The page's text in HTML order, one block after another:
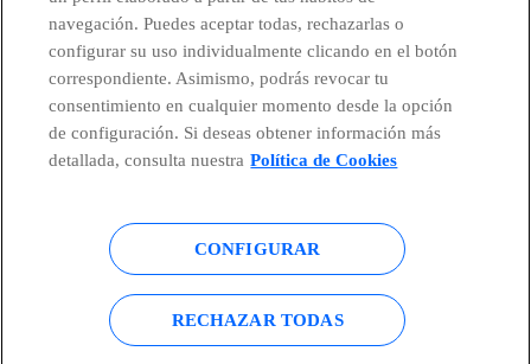
Canal de Denuncias
Centro Global Transparencia
Política de cookies Aviso legal
Accesibilidad Política de privacidad
navegación. Puedes aceptar todas, rechazarlas o
configurar su uso individualmente clicando en el botón
correspondiente. Asimismo, podrás revocar tu
consentimiento en cualquier momento desde la opción
de configuración. Si deseas obtener información más
detallada, consulta nuestra Política de Cookies
CONFIGURAR
RECHAZAR TODAS